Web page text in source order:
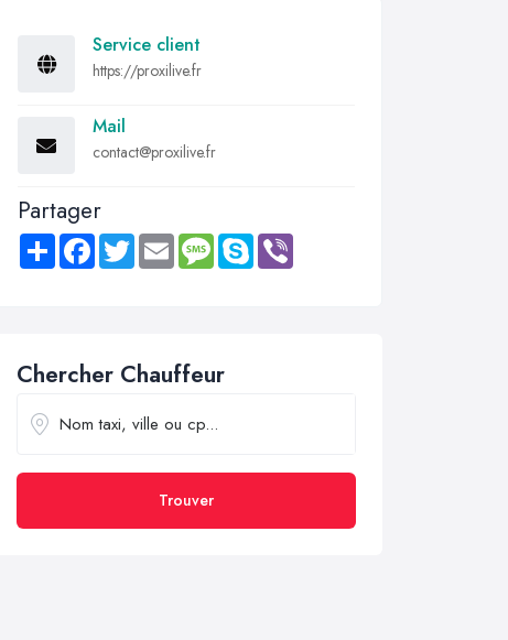
Service client
https://proxilive.fr
Mail
contact@proxilive.fr
Partager
Share FacebookTwitter Email MessageSkype
Chercher Chauffeur
Trouver